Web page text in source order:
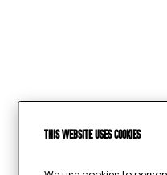
This website uses cookies